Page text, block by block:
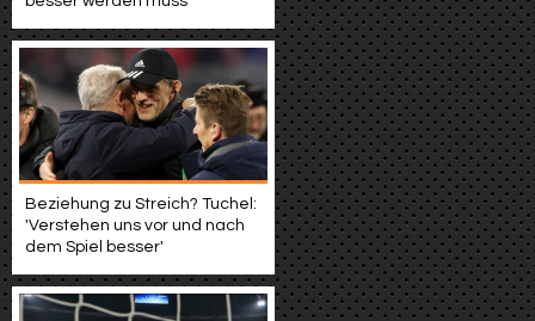
Beziehung zu Streich? Tuchel:
'Verstehen uns vor und nach
dem Spiel besser'